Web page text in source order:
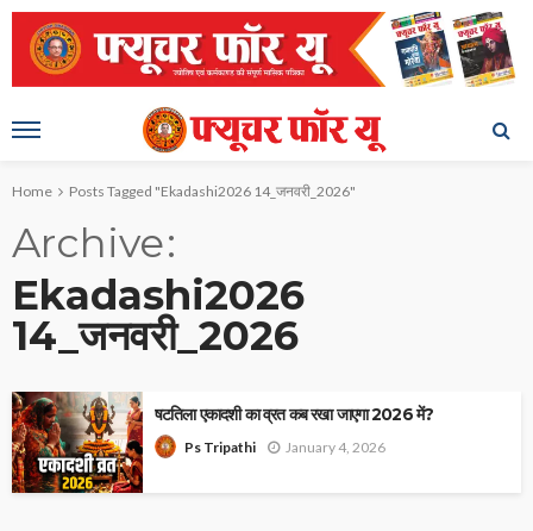
Home Posts Tagged "Ekadashi2026 14_जनवरी_2026"
Archive
Ekadashi2026
14_जनवरी_2026
षटतिला एकादशी का व्रत कब रखा जाएगा 2026 में?
Ps Tripathi January 4, 2026